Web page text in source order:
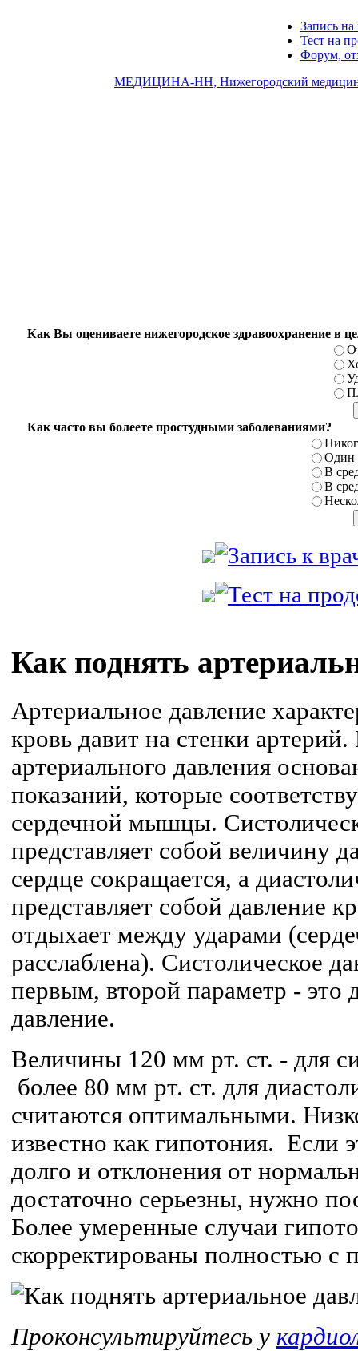
Запись на
Тест на
Форум,
МЕДИЦИНА-НН, Нижегородский
Как Вы оцениваете нижегородское здравоохранение в
Как часто вы болеете простудными заболеваниями?
Один
В
В
Как поднять
Артериальное давление
кровь давит на стенки
артериального давления
показаний, которые
сердечной мышцы.
представляет собой величину
сердце сокращается, а
представляет собой давление
отдыхает между ударами
расслаблена). Систолическое
первым, второй параметр - это
давление.
Величины 120 мм рт. ст. - для
более 80 мм рт. ст. для
считаются оптимальными.
известно как гипотония. Если
долго и отклонения от
достаточно серьезны, нужно
Более умеренные случаи
скорректированы полностью
Проконсультируйтесь у